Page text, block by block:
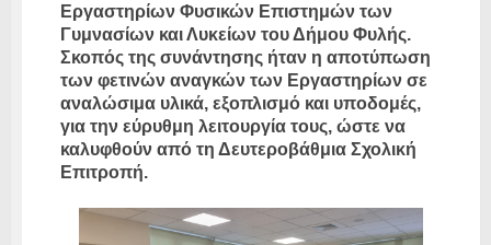
Εργαστηρίων Φυσικών Επιστημών των
Γυμνασίων και Λυκείων του Δήμου Φυλής.
Σκοπός της συνάντησης ήταν η αποτύπωση
των φετινών αναγκών των Εργαστηρίων σε
αναλώσιμα υλικά, εξοπλισμό και υποδομές,
για την εύρυθμη λειτουργία τους, ώστε να
καλυφθούν από τη Δευτεροβάθμια Σχολική
Επιτροπή.